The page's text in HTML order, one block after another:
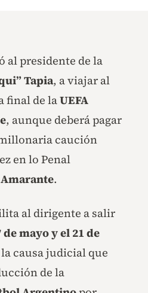
al presidente de la
Tapia, a viajar al
final de laUEFA
, aunque deberá pagar
caución
en lo Penal
.
al dirigente a salir
de mayo y el 21 de
causa judicial que
de la